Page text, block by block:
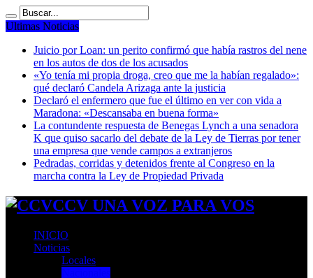
Ultimas Noticias
Juicio por Loan: un perito confirmó que había rastros del nene
en los autos de dos de los acusados
«Yo tenía mi propia droga, creo que me la habían regalado»:
qué declaró Candela Arizaga ante la justicia
Declaró el enfermero que fue el último en ver con vida a
Maradona: «Descansaba en buena forma»
La contundente respuesta de Benegas Lynch a una senadora
K que quiso sacarlo del debate de la Ley de Tierras por tener
una empresa que vende campos a extranjeros
Pedradas, corridas y detenidos frente al Congreso en la
marcha contra la Ley de Propiedad Privada
CCV UNA VOZ PARA VOS
INICIO
Noticias
Locales